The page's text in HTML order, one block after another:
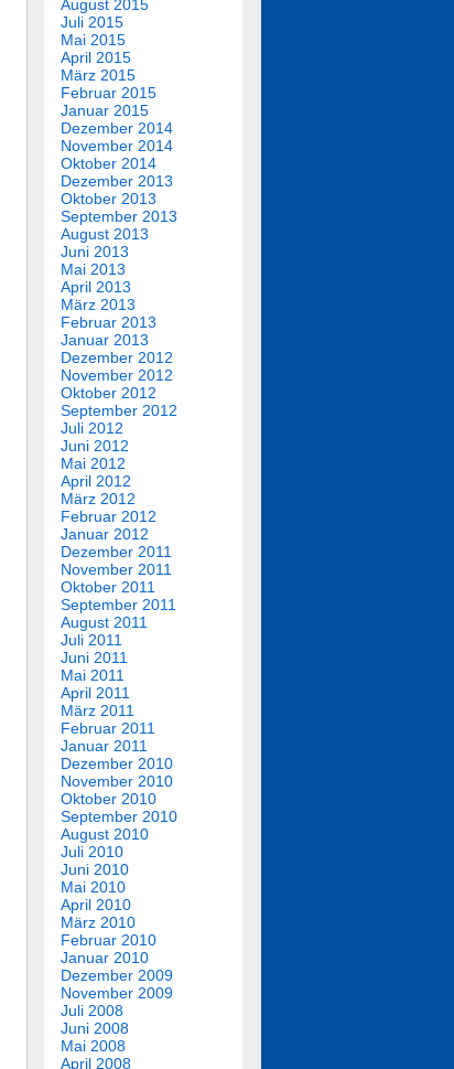
August 2015
Juli 2015
Mai 2015
April 2015
März 2015
Februar 2015
Januar 2015
Dezember 2014
November 2014
Oktober 2014
Dezember 2013
Oktober 2013
September 2013
August 2013
Juni 2013
Mai 2013
April 2013
März 2013
Februar 2013
Januar 2013
Dezember 2012
November 2012
Oktober 2012
September 2012
Juli 2012
Juni 2012
Mai 2012
April 2012
März 2012
Februar 2012
Januar 2012
Dezember 2011
November 2011
Oktober 2011
September 2011
August 2011
Juli 2011
Juni 2011
Mai 2011
April 2011
März 2011
Februar 2011
Januar 2011
Dezember 2010
November 2010
Oktober 2010
September 2010
August 2010
Juli 2010
Juni 2010
Mai 2010
April 2010
März 2010
Februar 2010
Januar 2010
Dezember 2009
November 2009
Juli 2008
Juni 2008
Mai 2008
April 2008